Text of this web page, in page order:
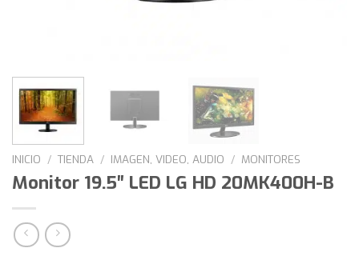
INICIO / TIENDA / IMAGEN, VIDEO, AUDIO / MONITORES
Monitor 19.5″ LED LG HD 20MK400H-B